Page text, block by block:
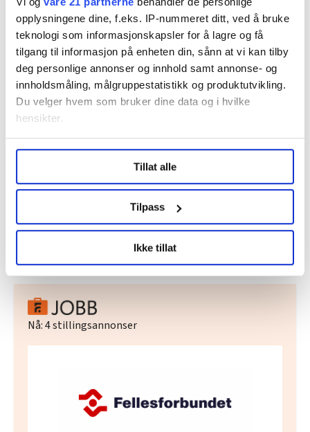
opplysningene dine, f.eks. IP-nummeret ditt, ved å bruke
teknologi som informasjonskapsler for å lagre og få
tilgang til informasjon på enheten din, sånn at vi kan tilby
deg personlige annonser og innhold samt annonse- og
innholdsmåling, målgruppestatistikk og produktutvikling.
Du velger hvem som bruker dine data og i hvilke
hensikter.
Undermer infokan du lese om hvordan dine personlige
data behandles og hvordan du kan velge hvordan de skal
brukes. Du kan hele tiden endre eller trekke tilbake ditt
samtykke fra erklæringen om informasjonskapsler.
LO Medias publikasjoner frifagbevegelse.no, hk-nytt.no
og fontene.no bruker informasjonskapsler (cookies) for å
lære hvordan våre nettsider blir brukt slik at vi tilby
relevant innhold, tilpassede annonser og utarbeide
statistikk.
Vi deler bare informasjon om hvordan du bruker
nettstedet med LO Medias egne samarbeidspartnere
Tillat alle
Tilpass
Ikke tillat
Dette er en sak fra
Vi skriver om ansatte i handel, kontor, luftfart
og reiseliv, finans, forlag, media, samferdsel og
organisasjoner.
Nå:4stillingsannonser